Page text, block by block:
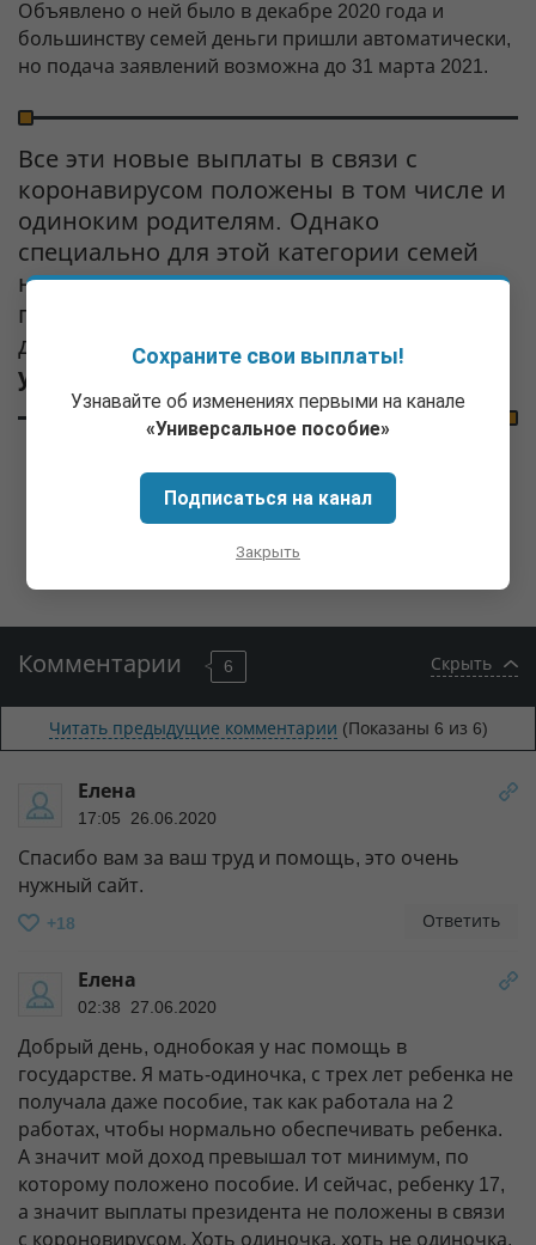
Объявлено о ней было в декабре 2020 года и
большинству семей деньги пришли автоматически,
но подача заявлений возможна до 31 марта 2021.
Все эти новые выплаты в связи с
коронавирусом положены в том числе и
одиноким родителям. Однако
специально для этой категории семей
никакие «антикризисные» меры
поддержки на 2020 и 2021 годы
дополнительнопока не
устанавливались
Комментарии 6 Скрыть
Читать предыдущие комментарии (Показаны 6 из 6)
Елена
17:05 26.06.2020
Спасибо вам за ваш труд и помощь, это очень
нужный сайт.
+18 Ответить
Елена
02:38 27.06.2020
Добрый день, однобокая у нас помощь в
государстве. Я мать-одиночка, с трех лет ребенка не
получала даже пособие, так как работала на 2
работах, чтобы нормально обеспечивать ребенка.
А значит мой доход превышал тот минимум, по
которому положено пособие. И сейчас, ребенку 17,
а значит выплаты президента не положены в связи
с короновирусом. Хоть одиночка, хоть не одиночка,
Сохраните свои выплаты!
Узнавайте об изменениях первыми на канале
«Универсальное пособие»
Подписаться на канал
Закрыть